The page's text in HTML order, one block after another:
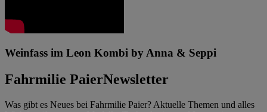
Weinfass im Leon Kombi by Anna & Seppi
Fahrmilie PaierNewsletter
Was gibt es Neues bei Fahrmilie Paier? Aktuelle Themen und alles